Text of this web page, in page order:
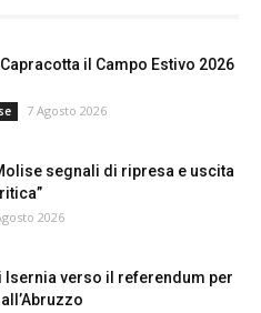
il Campo Estivo 2026
7 Agosto 2026
segnali di ripresa e uscita
2026
Isernia verso il referendum per